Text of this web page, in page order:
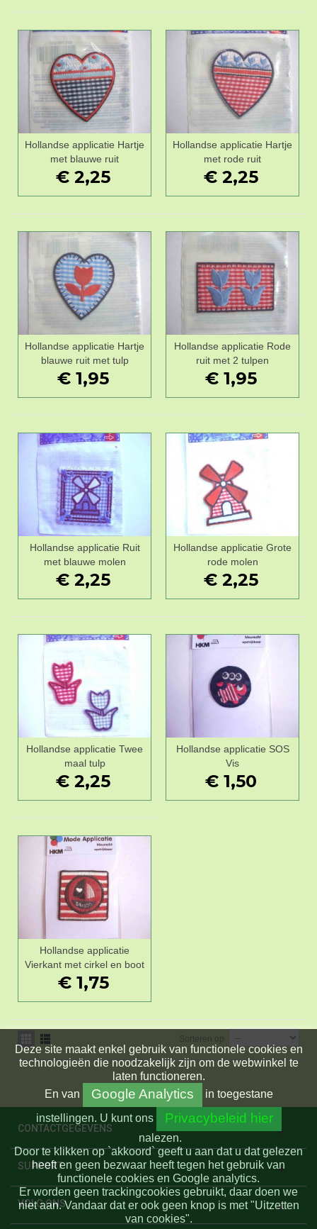
Hollandse applicatie Hartje
met blauwe ruit
€ 2,25
Hollandse applicatie Hartje
met rode ruit
€ 2,25
Hollandse applicatie Hartje
blauwe ruit met tulp
€ 1,95
Hollandse applicatie Rode
ruit met 2 tulpen
€ 1,95
Hollandse applicatie Ruit
met blauwe molen
€ 2,25
Hollandse applicatie Grote
rode molen
€ 2,25
Hollandse applicatie Twee
maal tulp
€ 2,25
Hollandse applicatie SOS
Vis
€ 1,50
Hollandse applicatie
Vierkant met cirkel en boot
€ 1,75
Sorteren op
CONTACTGEGEVENS
SUPPORT
VOLG ONS
Deze site maakt enkel gebruik van functionele cookies en
technologieën die noodzakelijk zijn om de webwinkel te
laten functioneren.
En van Google Analytics
in toegestane
instellingen. U kunt ons Privacybeleid hier
nalezen.
Door te klikken op `akkoord` geeft u aan dat u dat gelezen
heeft en geen bezwaar heeft tegen het gebruik van
functionele cookies en Google analytics.
Er worden geen trackingcookies gebruikt, daar doen we
niet aan. Vandaar dat er ook geen knop is met "Uitzetten
van cookies".